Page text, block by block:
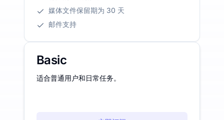
媒体文件保留期为 30 天
邮件支持
Basic
适合普通用户和日常任务。